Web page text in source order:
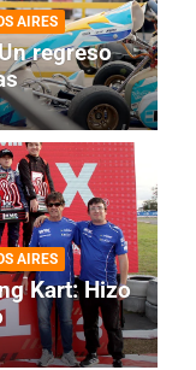
la
AIRES
regreso
AIRES
Kart: Hizo